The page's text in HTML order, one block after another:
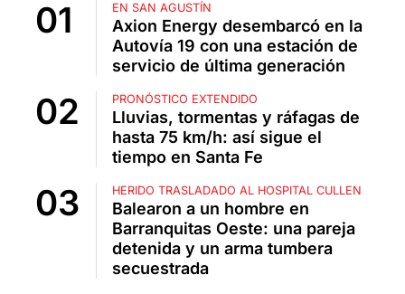
EN SAN AGUSTÍN
Axion Energy desembarcó en la
Autovía 19 con una estación de
servicio de última generación
PRONÓSTICO EXTENDIDO
Lluvias, tormentas y ráfagas de
hasta 75 km/h: así sigue el
tiempo en Santa Fe
HERIDO TRASLADADO AL HOSPITAL CULLEN
Balearon a un hombre en
Barranquitas Oeste: una pareja
detenida y un arma tumbera
secuestrada